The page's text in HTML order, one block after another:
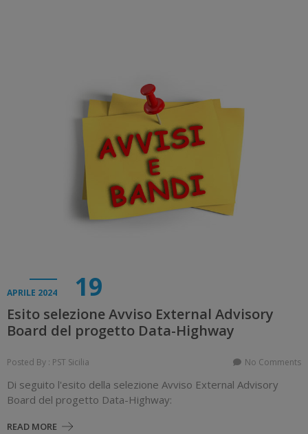
APRILE 2024 19
Esito selezione Avviso External Advisory
Board del progetto Data-Highway
Posted By : PST Sicilia No Comments
Di seguito l'esito della selezione Avviso External Advisory
Board del progetto Data-Highway:
READ MORE